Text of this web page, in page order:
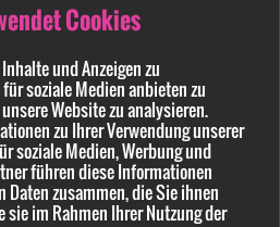
Cookies
und Anzeigen zu
soziale Medien anbieten zu
Website zu analysieren.
zu Ihrer Verwendung unserer
soziale Medien, Werbung und
führen diese Informationen
zusammen, die Sie ihnen
im Rahmen Ihrer Nutzung der
ANGEBOT